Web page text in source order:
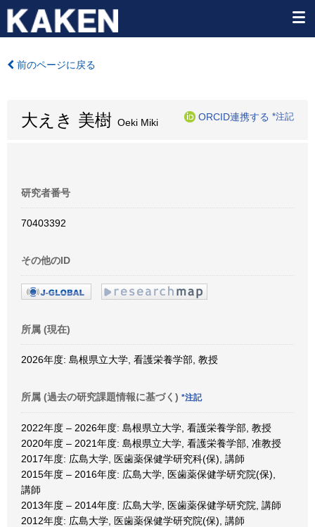
前のページに戻る
大えき 美樹 Oeki Miki
ORCID連携する *注記
研究者番号
70403392
その他のID
所属 (現在)
2026年度: 島根県立大学, 看護栄養学部, 教授
所属 (過去の研究課題情報に基づく) *注記
2022年度 – 2026年度: 島根県立大学, 看護栄養学部, 教授
2020年度 – 2021年度: 島根県立大学, 看護栄養学部, 准教授
2017年度: 広島大学, 医歯薬保健学研究科(保), 講師
2015年度 – 2016年度: 広島大学, 医歯薬保健学研究院(保),
講師
2013年度 – 2014年度: 広島大学, 医歯薬保健学研究院, 講師
2012年度: 広島大学, 医歯薬保健学研究院(保), 講師